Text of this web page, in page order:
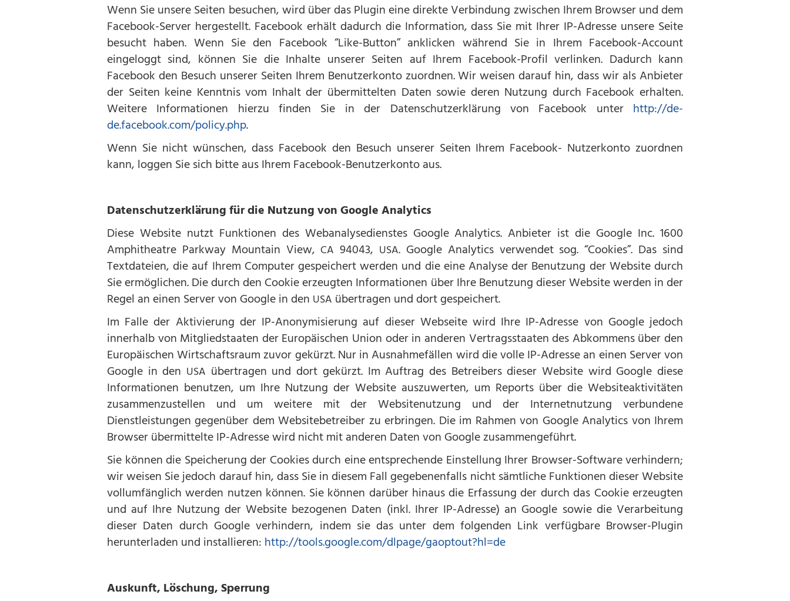
Wenn Sie unsere Seiten besuchen, wird über das Plugin eine direkte Verbindung zwischen Ihrem Browser und dem
Facebook-Server hergestellt. Facebook erhält dadurch die Information, dass Sie mit Ihrer IP-Adresse unsere Seite
besucht haben. Wenn Sie den Facebook “Like-Button” anklicken während Sie in Ihrem Facebook-Account
eingeloggt sind, können Sie die Inhalte unserer Seiten auf Ihrem Facebook-Profil verlinken. Dadurch kann
Facebook den Besuch unserer Seiten Ihrem Benutzerkonto zuordnen. Wir weisen darauf hin, dass wir als Anbieter
der Seiten keine Kenntnis vom Inhalt der übermittelten Daten sowie deren Nutzung durch Facebook erhalten.
Weitere Informationen hierzu finden Sie in der Datenschutzerklärung von Facebook unter http://de-
de.facebook.com/policy.php.
Wenn Sie nicht wünschen, dass Facebook den Besuch unserer Seiten Ihrem Facebook- Nutzerkonto zuordnen
kann, loggen Sie sich bitte aus Ihrem Facebook-Benutzerkonto aus.
Datenschutzerklärung für die Nutzung von Google Analytics
Diese Website nutzt Funktionen des Webanalysedienstes Google Analytics. Anbieter ist die Google Inc. 1600
Amphitheatre Parkway Mountain View, CA 94043, USA. Google Analytics verwendet sog. “Cookies”. Das sind
Textdateien, die auf Ihrem Computer gespeichert werden und die eine Analyse der Benutzung der Website durch
Sie ermöglichen. Die durch den Cookie erzeugten Informationen über Ihre Benutzung dieser Website werden in der
Regel an einen Server von Google in den USA übertragen und dort gespeichert.
Im Falle der Aktivierung der IP-Anonymisierung auf dieser Webseite wird Ihre IP-Adresse von Google jedoch
innerhalb von Mitgliedstaaten der Europäischen Union oder in anderen Vertragsstaaten des Abkommens über den
Europäischen Wirtschaftsraum zuvor gekürzt. Nur in Ausnahmefällen wird die volle IP-Adresse an einen Server von
Google in den USA übertragen und dort gekürzt. Im Auftrag des Betreibers dieser Website wird Google diese
Informationen benutzen, um Ihre Nutzung der Website auszuwerten, um Reports über die Websiteaktivitäten
zusammenzustellen und um weitere mit der Websitenutzung und der Internetnutzung verbundene
Dienstleistungen gegenüber dem Websitebetreiber zu erbringen. Die im Rahmen von Google Analytics von Ihrem
Browser übermittelte IP-Adresse wird nicht mit anderen Daten von Google zusammengeführt.
Sie können die Speicherung der Cookies durch eine entsprechende Einstellung Ihrer Browser-Software verhindern;
wir weisen Sie jedoch darauf hin, dass Sie in diesem Fall gegebenenfalls nicht sämtliche Funktionen dieser Website
vollumfänglich werden nutzen können. Sie können darüber hinaus die Erfassung der durch das Cookie erzeugten
und auf Ihre Nutzung der Website bezogenen Daten (inkl. Ihrer IP-Adresse) an Google sowie die Verarbeitung
dieser Daten durch Google verhindern, indem sie das unter dem folgenden Link verfügbare Browser-Plugin
herunterladen und installieren: http://tools.google.com/dlpage/gaoptout?hl=de
Auskunft, Löschung, Sperrung